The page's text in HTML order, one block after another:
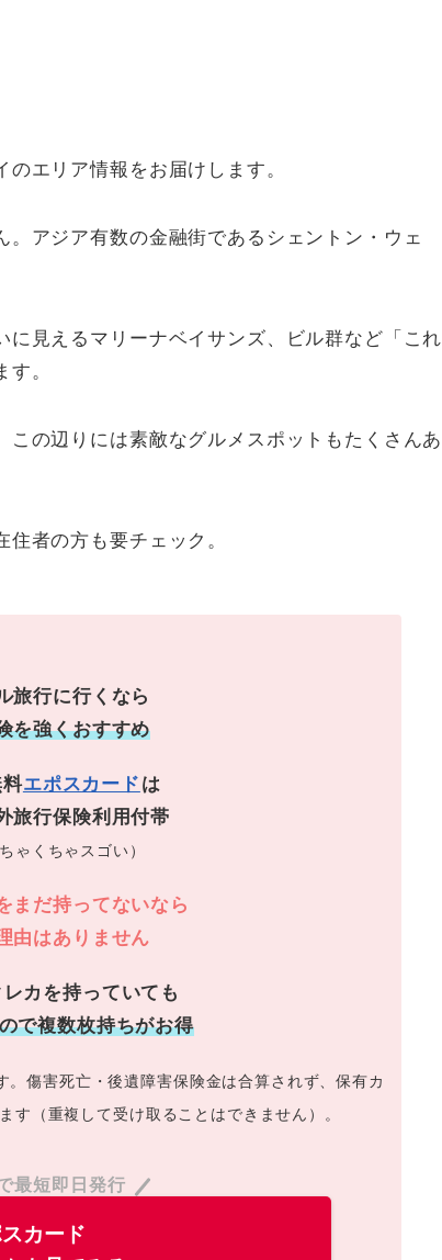
エリア情報をお届けします。
アジア有数の金融街であるシェントン・ウェ
見えるマリーナベイサンズ、ビル群など「これ
。
の辺りには素敵なグルメスポットもたくさんあ
者の方も要チェック。
旅行に行くなら
を強くおすすめ
エポスカード は
旅行保険利用付帯
ゃくちゃスゴい）
まだ持ってないなら
由はありません
カを持っていても
で複数枚持ちがお得
傷害死亡・後遺障害保険金は合算されず、保有カ
す（重複して受け取ることはできません）。
最短即日発行
カード